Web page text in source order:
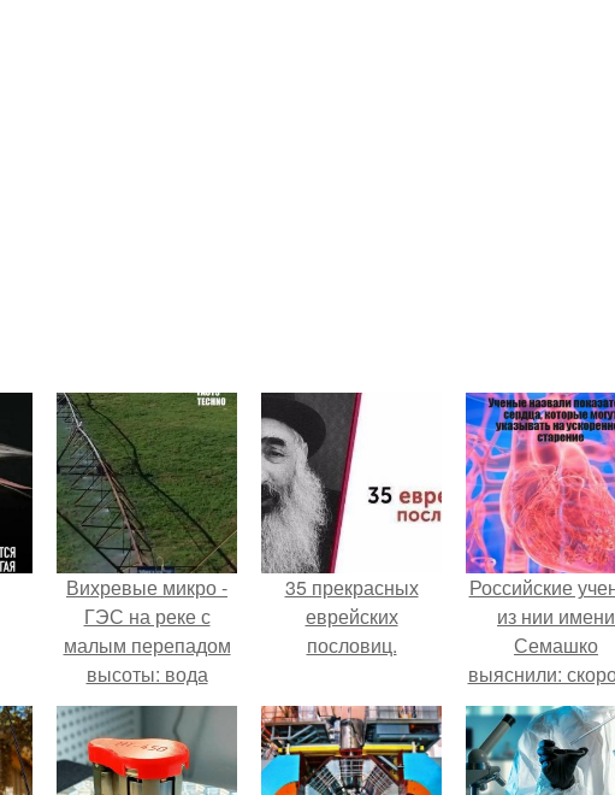
Вихревые микро -
ГЭС на реке с
малым перепадом
высоты: вода
закручивается в
бетонной камере и
вращает
35 прекрасных
еврейских
пословиц.
Российские
из нии имени
Семашко
выяснили:
старения
зависит от
состояния